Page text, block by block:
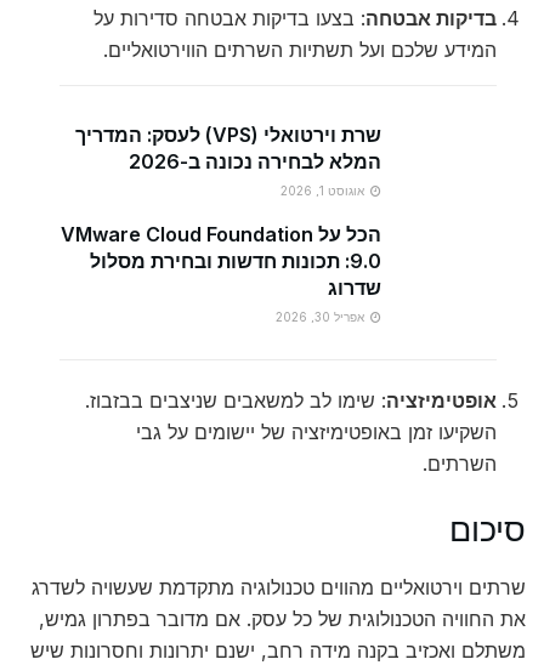
בדיקות אבטחה: בצעו בדיקות אבטחה סדירות על
המידע שלכם ועל תשתיות השרתים הווירטואליים.
שרת וירטואלי (VPS) לעסק: המדריך
המלא לבחירה נכונה ב-2026
אוגוסט 1, 2026
הכל על VMware Cloud Foundation
9.0: תכונות חדשות ובחירת מסלול
שדרוג
אפריל 30, 2026
אופטימיזציה: שימו לב למשאבים שניצבים בבזבוז.
השקיעו זמן באופטימיזציה של יישומים על גבי
השרתים.
סיכום
שרתים וירטואליים מהווים טכנולוגיה מתקדמת שעשויה לשדרג
את החוויה הטכנולוגית של כל עסק. אם מדובר בפתרון גמיש,
משתלם ואכזיב בקנה מידה רחב, ישנם יתרונות וחסרונות שיש